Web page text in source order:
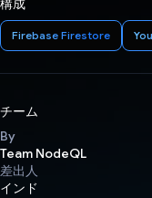
構成
Firebase Firestore
チーム
By
Team NodeQL
差出人
インド